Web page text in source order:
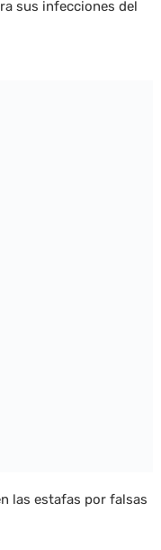
sus infecciones del
las estafas por falsas